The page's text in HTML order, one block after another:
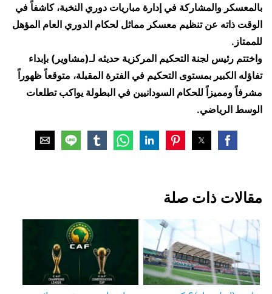
بالمعسكر والمشاركة في إدارة مباريات دوري النخبة، كاشفاً في
الوقت ذاته عن تنظيم معسكر مماثل لحكام الدوري العام المؤهل
للممتاز.
واختتم رئيس لجنة التحكيم المركزية حديثه لـ(مشاوير) بإبداء
تفاؤله الكبير بمستوى التحكيم في الفترة المقبلة، متوقعاً ظهوراً
مشرفاً ومميزاً للحكام السودانيين في البطولة يواكب تطلعات
الوسط الرياضي.
مقالات ذات صلة